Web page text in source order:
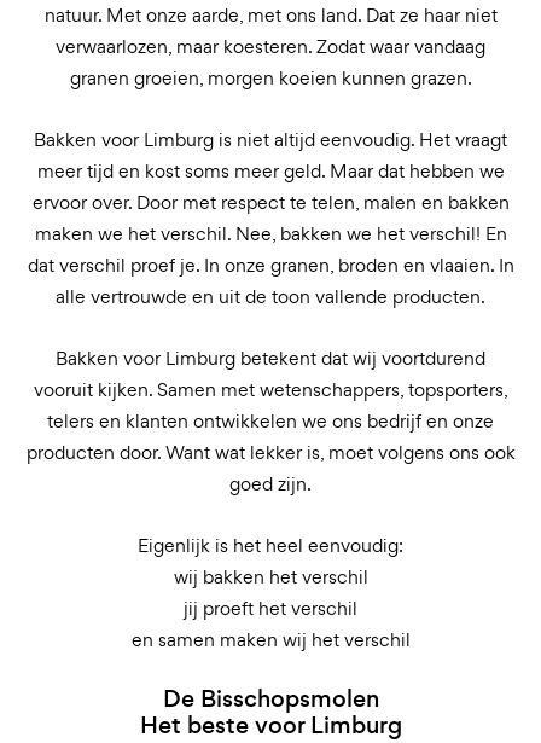
natuur. Met onze aarde, met ons land. Dat ze haar niet
verwaarlozen, maar koesteren. Zodat waar vandaag
granen groeien, morgen koeien kunnen grazen.
Bakken voor Limburg is niet altijd eenvoudig. Het vraagt
meer tijd en kost soms meer geld. Maar dat hebben we
ervoor over. Door met respect te telen, malen en bakken
maken we het verschil. Nee, bakken we het verschil! En
dat verschil proef je. In onze granen, broden en vlaaien. In
alle vertrouwde en uit de toon vallende producten.
Bakken voor Limburg betekent dat wij voortdurend
vooruit kijken. Samen met wetenschappers, topsporters,
telers en klanten ontwikkelen we ons bedrijf en onze
producten door. Want wat lekker is, moet volgens ons ook
goed zijn.
Eigenlijk is het heel eenvoudig:
wij bakken het verschil
jij proeft het verschil
en samen maken wij het verschil
De Bisschopsmolen
Het beste voor Limburg